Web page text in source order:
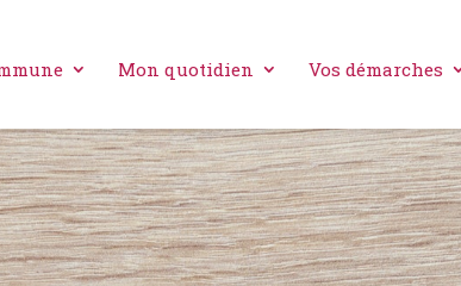
Mon quotidien Vos démarches